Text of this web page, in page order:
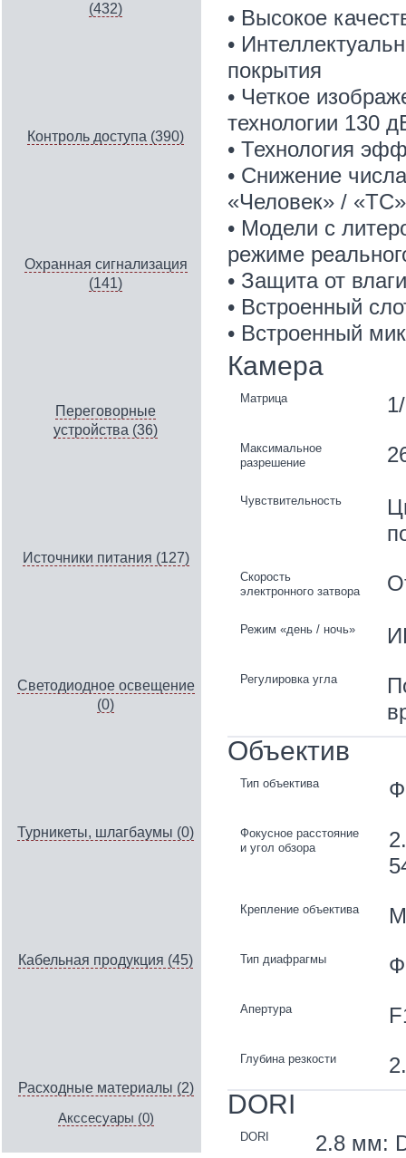
(432)
Контроль доступа (390)
Охранная сигнализация
(141)
Переговорные
устройства (36)
Источники питания (127)
Светодиодное освещение
(0)
Турникеты, шлагбаумы (0)
Кабельная продукция (45)
Расходные материалы (2)
Акссесуары (0)
• Высокое
•
покрытия
• Четкое
технологии 130
• Технология
• Снижение
«Человек» /
• Модели с
режиме
• Защита от
• Встроенный
• Встроенный
Камера
Матрица
Максимальное
разрешение
Чувствительность
Скорость
электронного затвора
Режим «день / ночь»
Регулировка угла
Объектив
Тип объектива
Фокусное расстояние
и угол обзора
Крепление объектива
Тип диафрагмы
Апертура
Глубина резкости
DORI
DORI 2.8 мм: